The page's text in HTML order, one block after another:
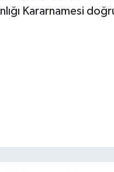
Kararnamesi